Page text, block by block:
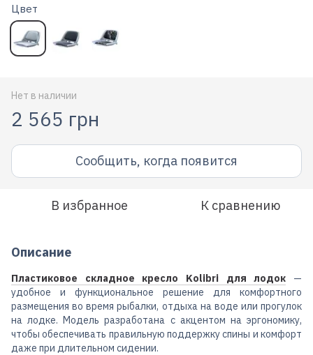
Цвет
Нет в наличии
2 565 грн
Сообщить, когда появится
В избранное К сравнению
Описание
Пластиковое складное кресло Kolibri для лодок —
удобное и функциональное решение для комфортного
размещения во время рыбалки, отдыха на воде или прогулок
на лодке. Модель разработана с акцентом на эргономику,
чтобы обеспечивать правильную поддержку спины и комфорт
даже при длительном сидении.